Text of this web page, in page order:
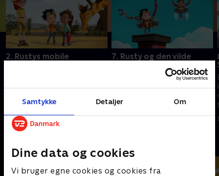
Samtykke Detaljer Om
Dine data og cookies
Vi bruger egne cookies og cookies fra
2. Rustys mobile
leder et team af
finder de på de fedeste og
mest geniale gadgets til at
opfinde sig ud af svære
situationer.
1. januar 2023 • 22 min
7. Rusty og den vilde
En ingeniør ved navn Rusty
leder et team af
finder de på de fedeste og
mest geniale gadgets til at